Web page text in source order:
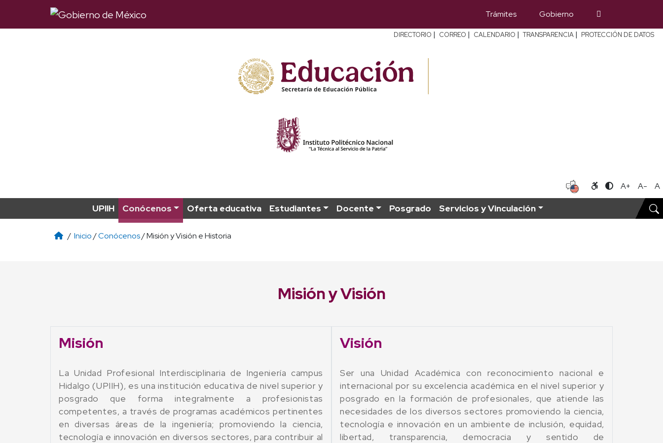
Trámites Gobierno
DIRECTORIO | CORREO | CALENDARIO | TRANSPARENCIA | PROTECCIÓN DE DATOS
A+ A- A
UPIIH Conócenos Oferta educativa Estudiantes Docente Posgrado Servicios y Vinculación
/ Inicio/Conócenos/ Misión y Visión e Historia
Misión y Visión
Misión
La Unidad Profesional Interdisciplinaria de Ingeniería campus
Hidalgo (UPIIH), es una institución educativa de nivel superior y
posgrado que forma integralmente a profesionistas
competentes, a través de programas académicos pertinentes
en diversas áreas de la ingeniería; promoviendo la ciencia,
tecnología e innovación en diversos sectores, para contribuir al
Visión
Ser una Unidad Académica con reconocimiento nacional e
internacional por su excelencia académica en el nivel superior y
posgrado en la formación de profesionales, que atiende las
necesidades de los diversos sectores promoviendo la ciencia,
tecnología e innovación en un ambiente de inclusión, equidad,
libertad, transparencia, democracia y sentido de